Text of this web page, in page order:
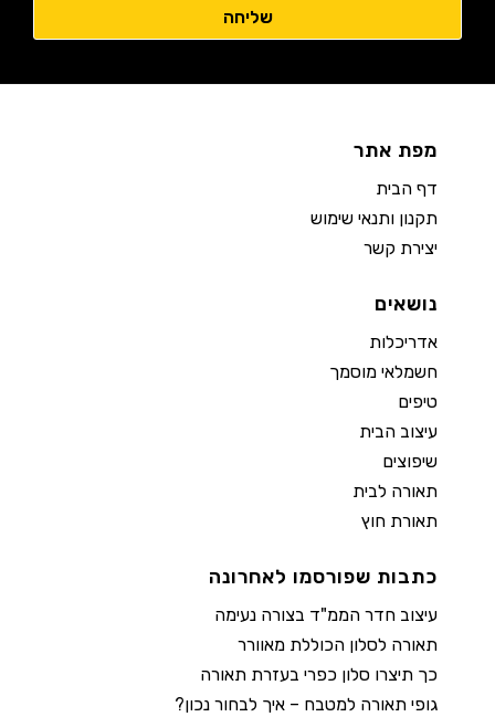
מפת אתר
דף הבית
תקנון ותנאי שימוש
יצירת קשר
נושאים
אדריכלות
חשמלאי מוסמך
טיפים
עיצוב הבית
שיפוצים
תאורה לבית
תאורת חוץ
כתבות שפורסמו לאחרונה
עיצוב חדר הממ"ד בצורה נעימה
תאורה לסלון הכוללת מאוורר
כך תיצרו סלון כפרי בעזרת תאורה
גופי תאורה למטבח – איך לבחור נכון?